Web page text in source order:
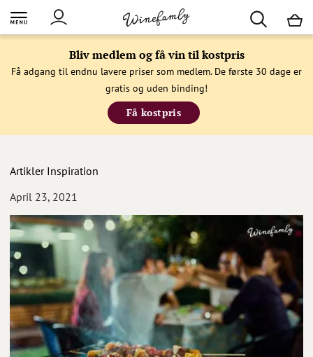
Bliv medlem og få vin til kostpris
Få adgang til endnu lavere priser som medlem. De første 30 dage er
gratis og uden binding!
Få kostpris
Artikler Inspiration
April 23, 2021